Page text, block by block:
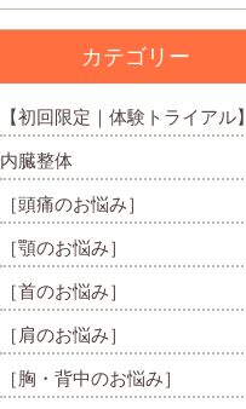
カテゴリー
【初回限定｜体験トライアル】
内臓整体
［頭痛のお悩み］
［顎のお悩み］
［首のお悩み］
［肩のお悩み］
［胸・背中のお悩み］